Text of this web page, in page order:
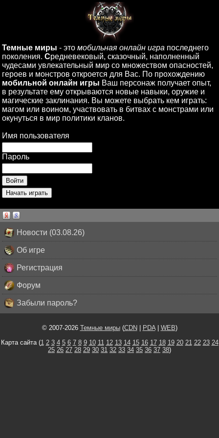
Темные миры - это мобильная онлайн игра последнего
поколения. Средневековый, сказочный, наполненный
чудесами увлекательный мир со множеством опасностей,
героев и монстров откроется для Вас. По прохождению
мобильной онлайн игры Ваш персонаж получает опыт,
в результате ему открываются новые навыки, оружие и
магические заклинания. Вы можете выбрать кем играть:
магом или воином, участвовать в битвах с монстрами или
окунуться в мир политики кланов.
Имя пользователя
Пароль
Новости (03.08.26)
Об игре
Регистрация
Форум
Забыли пароль?
© 2007-2026 Темные миры(CDN| PDA| WEB)
Карта сайта (1 2 3 4 5 6 7 8 9 10 11 12 13 14 15 16 17 18 19 20 21 22 23 24
25 26 27 28 29 30 31 32 33 34 35 36 37 38)